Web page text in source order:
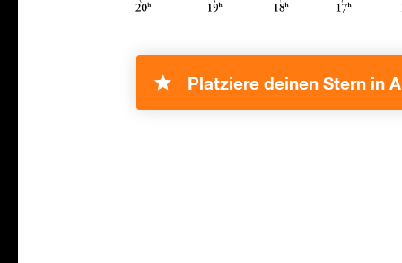
Platziere deinen Stern in